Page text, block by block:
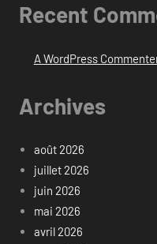
Recent
A WordPress
Archives
août 2026
juillet 2026
juin 2026
mai 2026
avril 2026